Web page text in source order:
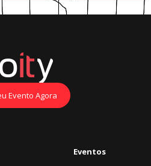
Evento Agora
Eventos